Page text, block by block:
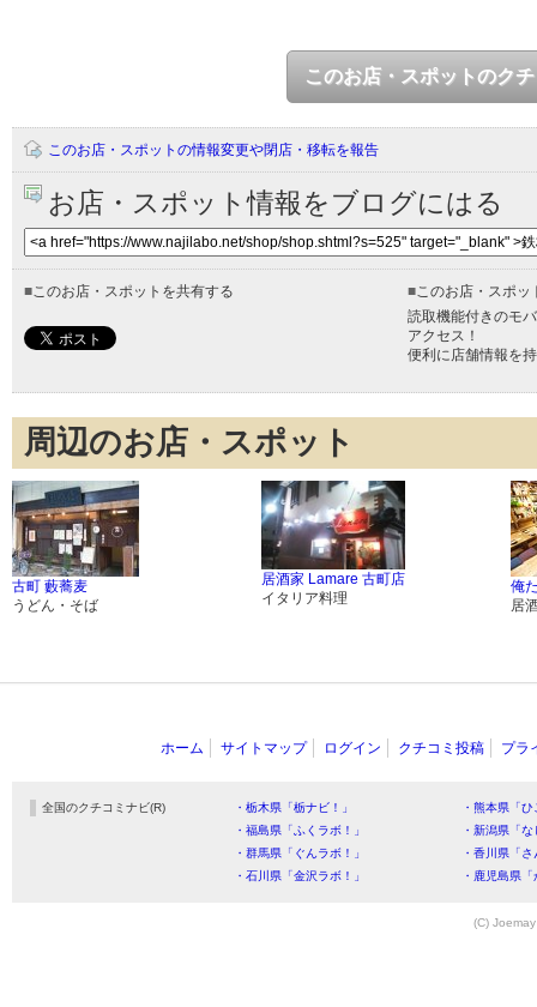
このお店・スポットのク
このお店・スポットの情報変更や閉店・移転を報告
お店・スポット情報をブログにはる
■このお店・スポットを共有する ■このお店・スポッ
読取機能付きのモ
アクセス！
便利に店舗情報を
周辺のお店・スポット
古町 藪蕎麦
うどん・そば
居酒家 Lamare 古町店
イタリア料理
俺
居
ホーム サイトマップ ログイン クチコミ投稿 プラ
全国のクチコミナビ(R) ・栃木県「栃ナビ！」
・熊本県「
・福島県「ふくラボ！」
・新潟県「
・群馬県「ぐんラボ！」
・香川県「
・石川県「金沢ラボ！」
・鹿児島県
(C)